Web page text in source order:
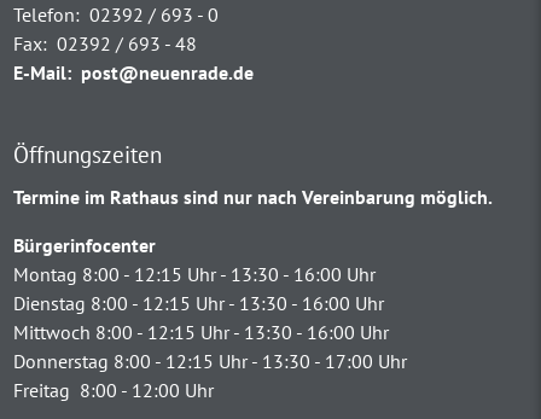
Telefon: 02392 / 693 - 0
Fax: 02392 / 693 - 48
E-Mail: post@neuenrade.de
Öffnungszeiten
Termine im Rathaus sind nur nach Vereinbarung möglich.
Bürgerinfocenter
Montag 8:00 - 12:15 Uhr - 13:30 - 16:00 Uhr
Dienstag 8:00 - 12:15 Uhr - 13:30 - 16:00 Uhr
Mittwoch 8:00 - 12:15 Uhr - 13:30 - 16:00 Uhr
Donnerstag 8:00 - 12:15 Uhr - 13:30 - 17:00 Uhr
Freitag 8:00 - 12:00 Uhr